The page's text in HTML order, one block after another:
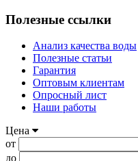
Полезные ссылки
Анализ качества воды
Полезные статьи
Гарантия
Оптовым клиентам
Опросный лист
Наши работы
Цена
от
до